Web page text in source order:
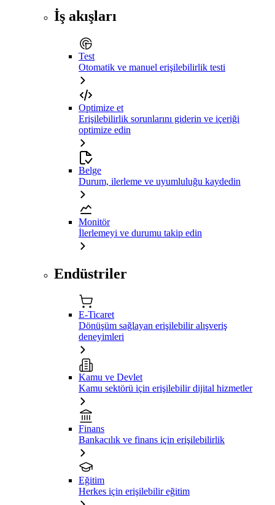
İş akışları
Test
Otomatik ve manuel erişilebilirlik testi
Optimize et
Erişilebilirlik sorunlarını giderin ve içeriği
optimize edin
Belge
Durum, ilerleme ve uyumluluğu kaydedin
Monitör
İlerlemeyi ve durumu takip edin
Endüstriler
E-Ticaret
Dönüşüm sağlayan erişilebilir alışveriş
deneyimleri
Kamu ve Devlet
Kamu sektörü için erişilebilir dijital hizmetler
Finans
Bankacılık ve finans için erişilebilirlik
Eğitim
Herkes için erişilebilir eğitim